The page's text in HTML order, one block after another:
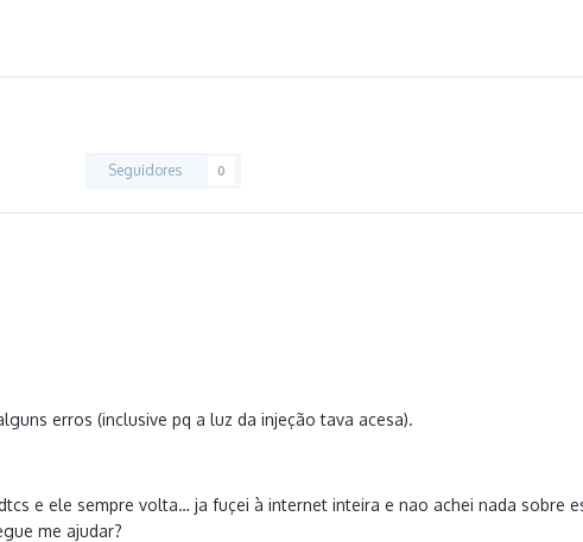
Seguidores 0
erros (inclusive pq a luz da injeção tava acesa).
e ele sempre volta… ja fuçei à internet inteira e nao achei nada sobre
me ajudar?